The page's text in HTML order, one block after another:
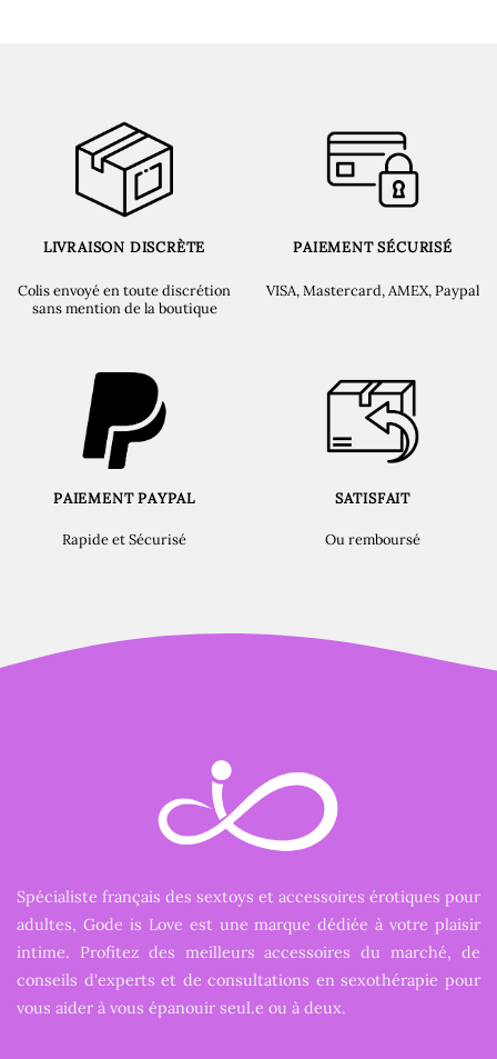
LIVRAISON DISCRÈTE
Colis envoyé en toute discrétion
sans mention de la boutique
PAIEMENT SÉCURISÉ
VISA, Mastercard, AMEX, Paypal
PAIEMENT PAYPAL
Rapide et Sécurisé
SATISFAIT
Ou remboursé
Spécialiste français des sextoys et accessoires érotiques pour
adultes, Gode is Love est une marque dédiée à votre plaisir
intime. Profitez des meilleurs accessoires du marché, de
conseils d'experts et de consultations en sexothérapie pour
vous aider à vous épanouir seul.e ou à deux.